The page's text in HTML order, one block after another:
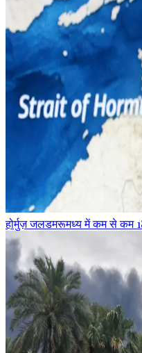
होर्मुज़ जलडमरूमध्य में कम से कम